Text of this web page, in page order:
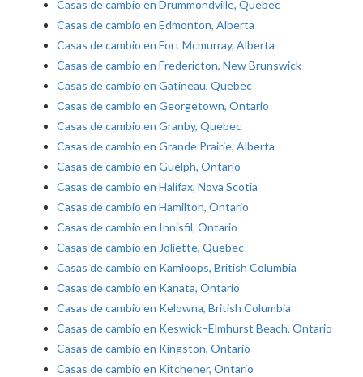
Casas de cambio en Drummondville, Quebec
Casas de cambio en Edmonton, Alberta
Casas de cambio en Fort Mcmurray, Alberta
Casas de cambio en Fredericton, New Brunswick
Casas de cambio en Gatineau, Quebec
Casas de cambio en Georgetown, Ontario
Casas de cambio en Granby, Quebec
Casas de cambio en Grande Prairie, Alberta
Casas de cambio en Guelph, Ontario
Casas de cambio en Halifax, Nova Scotia
Casas de cambio en Hamilton, Ontario
Casas de cambio en Innisfil, Ontario
Casas de cambio en Joliette, Quebec
Casas de cambio en Kamloops, British Columbia
Casas de cambio en Kanata, Ontario
Casas de cambio en Kelowna, British Columbia
Casas de cambio en Keswick–Elmhurst Beach, Ontario
Casas de cambio en Kingston, Ontario
Casas de cambio en Kitchener, Ontario